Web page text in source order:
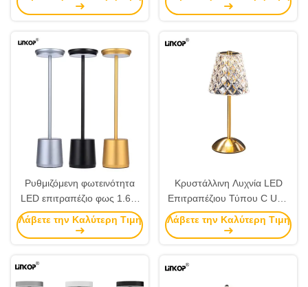
Ματιών
Ρυθμιζόμενη φωτεινότητα
LED επιτραπέζιο φως 1.6W
5V για σπίτι / γραφείο
Λάβετε την Καλύτερη Τιμή
Κρυστάλλινη Λυχνία LED
Επιτραπέζιου Τύπου C USB
5V Επαναφορτιζόμενη Αφής
Τριών Χρωμάτων
Λάβετε την Καλύτερη Τιμή